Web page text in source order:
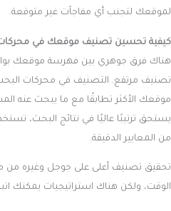
لموقعك لتجنب أي مفاجآت غير متوقعة.
كيفية تحسين تصنيف موقعك في
هناك فرق جوهري بين فهرسة موقعك
تصنيف مرتفع. التصنيف في محركات
موقعك الأكثر تطابقًا مع ما يبحث عنه
يستحق ترتيبًا عاليًا في نتائج البحث،
من المعايير الدقيقة.
تحقيق تصنيف أعلى على جوجل وغيره
الوقت، ولكن هناك استراتيجيات يمكنك